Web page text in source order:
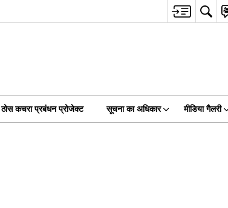
ठोस कचरा प्रबंधन प्रोजेक्ट सूचना का अधिकार मीडिया गैलरी